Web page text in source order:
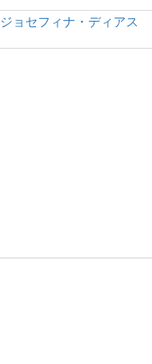
ジョセフィナ・ディアス